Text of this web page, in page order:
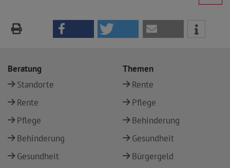
Beratung
Standorte
Rente
Pflege
Behinderung
Gesundheit
Themen
Rente
Pflege
Behinderung
Gesundheit
Bürgergeld